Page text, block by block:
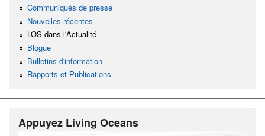
Communiqués de presse
Nouvelles récentes
LOS dans l'Actualité
Blogue
Bulletins d'information
Rapports et Publications
Appuyez Living Oceans